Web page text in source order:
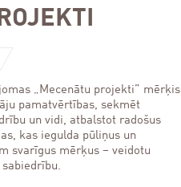
„Mecenātu projekti” mērķis
pamatvērtības, sekmēt
un vidi, atbalstot radošus
kas iegulda pūliņus un
svarīgus mērķus – veidotu